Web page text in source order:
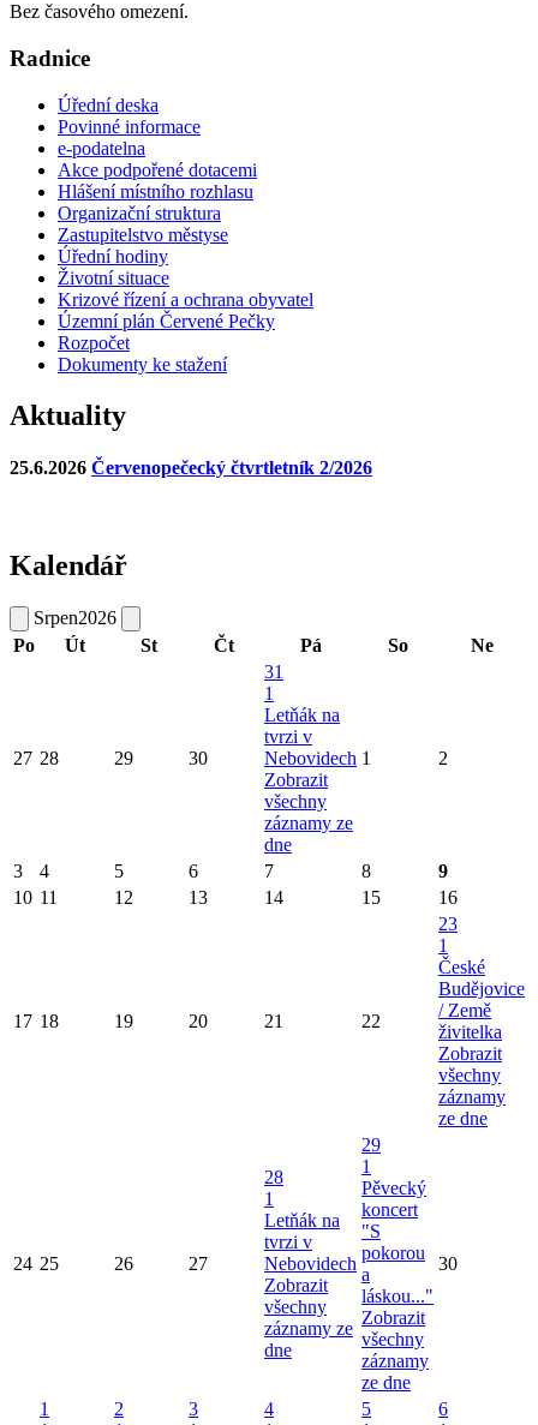
Bez časového omezení.
Radnice
Úřední deska
Povinné informace
e-podatelna
Akce podpořené dotacemi
Hlášení místního rozhlasu
Organizační struktura
Zastupitelstvo městyse
Úřední hodiny
Životní situace
Krizové řízení a ochrana obyvatel
Územní plán Červené Pečky
Rozpočet
Dokumenty ke stažení
Aktuality
25.6.2026 Červenopečecký čtvrtletník 2/2026
Kalendář
Srpen2026
Po
Út St Čt Pá So Ne
27 28 29 30
31
1
Letňák na
tvrzi v
Nebovidech
Zobrazit
všechny
záznamy ze
dne
1 2
3 4 5 6 7 8
9
10 11 12 13 14 15 16
17 18 19 20 21 22
23
1
České
Budějovice
/ Země
živitelka
Zobrazit
všechny
záznamy
ze dne
24 25 26 27
28
1
Letňák na
tvrzi v
Nebovidech
Zobrazit
všechny
záznamy ze
dne
29
1
Pěvecký
koncert
"S
pokorou
a
láskou..."
Zobrazit
všechny
záznamy
ze dne
30
1
2
3
4
5
6